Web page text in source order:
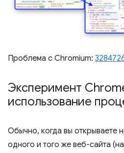
Проблема с Chromium:
Эксперимент
использование
Обычно, когда вы открываете
одного и того же веб-сайта